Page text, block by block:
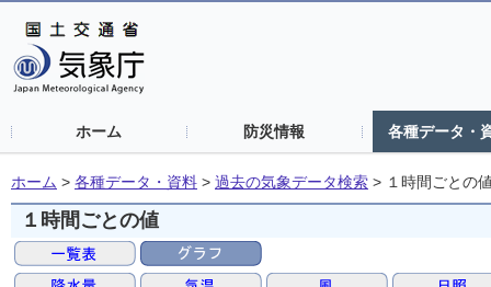
ホーム 防災情報 各種データ・
ホーム > 各種データ・資料 > 過去の気象データ検索 > １時間ごとの
１時間ごとの値